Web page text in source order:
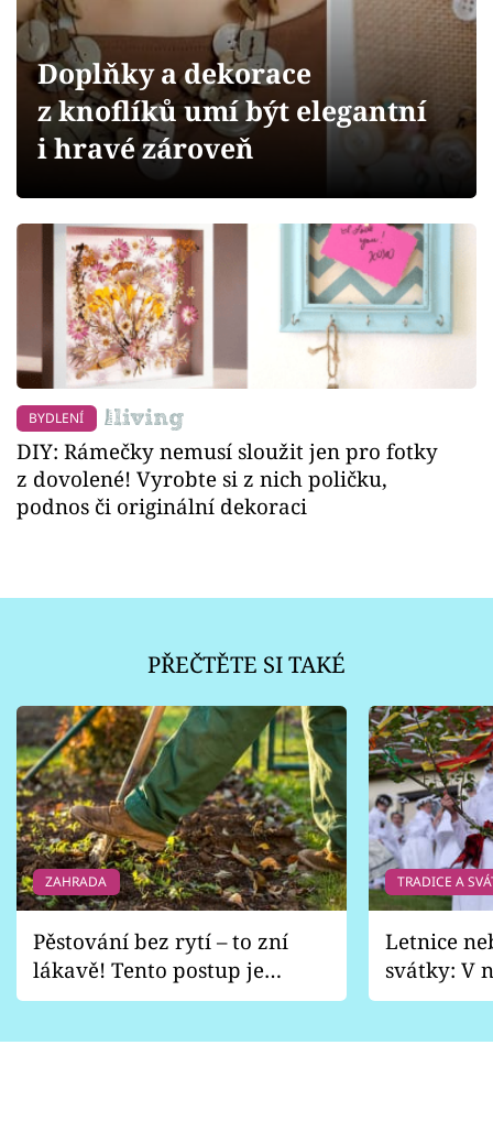
Přihlášení
Sledujte nás
Doplňky a dekorace
z knoflíků umí být elegantní
i hravé zároveň
BYDLENÍ
DIY: Rámečky nemusí sloužit jen pro fotky
z dovolené! Vyrobte si z nich poličku,
podnos či originální dekoraci
PŘEČTĚTE SI TAKÉ
ZAHRADA
Pěstování bez rytí – to zní
lákavě! Tento postup je
vhodný jen pro některé
TRADICE A
Letnice
svátky: V
pondělí